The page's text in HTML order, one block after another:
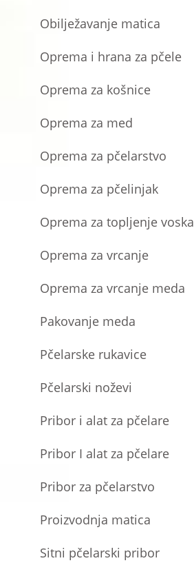
Obilježavanje matica
Oprema i hrana za pčele
Oprema za košnice
Oprema za med
Oprema za pčelarstvo
Oprema za pčelinjak
Oprema za topljenje voska
Oprema za vrcanje
Oprema za vrcanje meda
Pakovanje meda
Pčelarske rukavice
Pčelarski noževi
Pribor i alat za pčelare
Pribor I alat za pčelare
Pribor za pčelarstvo
Proizvodnja matica
Sitni pčelarski pribor